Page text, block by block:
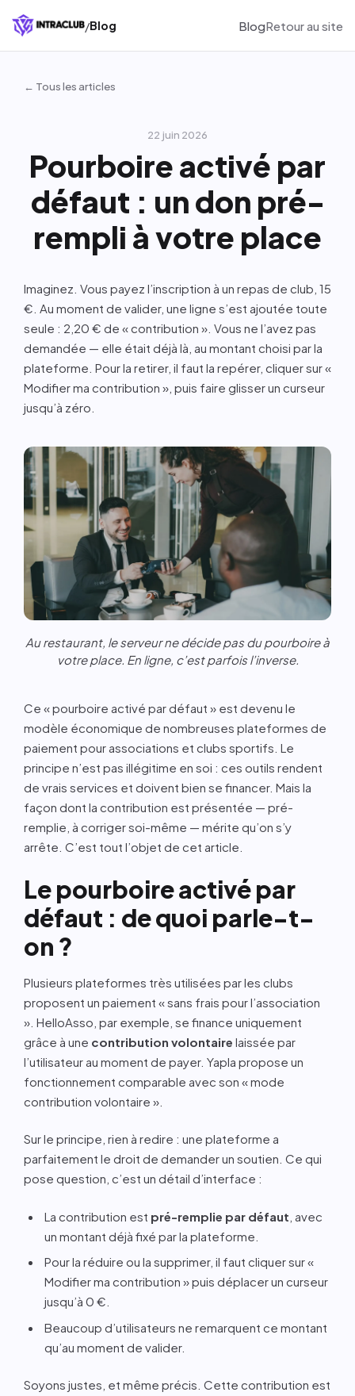
/Blog BlogRetour au site
← Tous les articles
22 juin 2026
Pourboire activé par
défaut : un don pré-
rempli à votre place
Imaginez. Vous payez l’inscription à un repas de club, 15
€. Au moment de valider, une ligne s’est ajoutée toute
seule : 2,20 € de « contribution ». Vous ne l’avez pas
demandée — elle était déjà là, au montant choisi par la
plateforme. Pour la retirer, il faut la repérer, cliquer sur «
Modifier ma contribution », puis faire glisser un curseur
jusqu’à zéro.
Au restaurant, le serveur ne décide pas du pourboire à
votre place. En ligne, c’est parfois l’inverse.
Ce « pourboire activé par défaut » est devenu le
modèle économique de nombreuses plateformes de
paiement pour associations et clubs sportifs. Le
principe n’est pas illégitime en soi : ces outils rendent
de vrais services et doivent bien se financer. Mais la
façon dont la contribution est présentée — pré-
remplie, à corriger soi-même — mérite qu’on s’y
arrête. C’est tout l’objet de cet article.
Le pourboire activé par
défaut : de quoi parle-t-
on ?
Plusieurs plateformes très utilisées par les clubs
proposent un paiement « sans frais pour l’association
». HelloAsso, par exemple, se finance uniquement
grâce à une contribution volontaire laissée par
l’utilisateur au moment de payer. Yapla propose un
fonctionnement comparable avec son « mode
contribution volontaire ».
Sur le principe, rien à redire : une plateforme a
parfaitement le droit de demander un soutien. Ce qui
pose question, c’est un détail d’interface :
La contribution est pré-remplie par défaut , avec
un montant déjà fixé par la plateforme.
Pour la réduire ou la supprimer, il faut cliquer sur «
Modifier ma contribution » puis déplacer un curseur
jusqu’à 0 €.
Beaucoup d’utilisateurs ne remarquent ce montant
qu’au moment de valider.
Soyons justes, et même précis. Cette contribution est